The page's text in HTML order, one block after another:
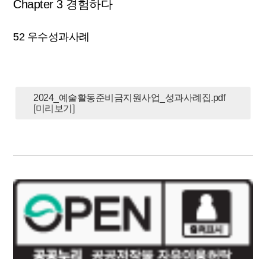
Chapter 3 경험하다
52 우수성과사례
2024_예술활동준비금지원사업_성과사례집.pdf
[미리보기]